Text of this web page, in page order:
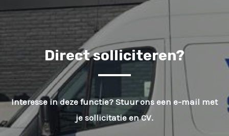
Direct solliciteren?
Interesse in deze functie? Stuur ons een e-mail met
je sollicitatie en CV.